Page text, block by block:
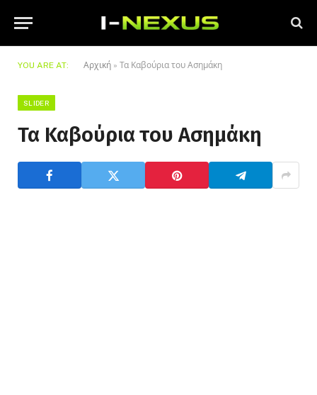
YOU ARE AT: Αρχική » Τα Καβούρια του Ασημάκη
SLIDER
Τα Καβούρια του Ασημάκη